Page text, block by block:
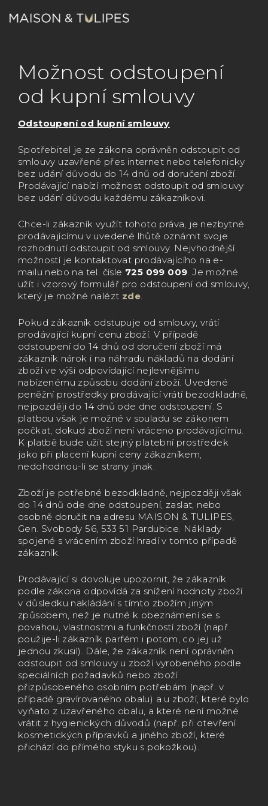
na
košík
Možnost odstoupení
od kupní smlouvy
Odstoupení od kupní smlouvy
Spotřebitel je ze zákona oprávněn odstoupit od
smlouvy uzavřené přes internet nebo telefonicky
bez udání důvodu do 14 dnů od doručení zboží.
Prodávající nabízí možnost odstoupit od smlouvy
bez udání důvodu každému zákazníkovi.
Chce-li zákazník využít tohoto práva, je nezbytné
prodávajícímu v uvedené lhůtě oznámit svoje
rozhodnutí odstoupit od smlouvy. Nejvhodnější
možností je kontaktovat prodávajícího na e-
mailu nebo na tel. čísle 725 099 009. Je možné
užít i vzorový formulář pro odstoupení od smlouvy,
který je možné nalézt zde.
Pokud zákazník odstupuje od smlouvy, vrátí
prodávající kupní cenu zboží. V případě
odstoupení do 14 dnů od doručení zboží má
zákazník nárok i na náhradu nákladů na dodání
zboží ve výši odpovídající nejlevnějšímu
nabízenému způsobu dodání zboží. Uvedené
peněžní prostředky prodávající vrátí bezodkladně,
nejpozději do 14 dnů ode dne odstoupení. S
platbou však je možné v souladu se zákonem
počkat, dokud zboží není vráceno prodávajícímu.
K platbě bude užit stejný platební prostředek
jako při placení kupní ceny zákazníkem,
nedohodnou-li se strany jinak.
Zboží je potřebné bezodkladně, nejpozději však
do 14 dnů ode dne odstoupení, zaslat, nebo
osobně doručit na adresu MAISON & TULIPES,
Gen. Svobody 56, 533 51 Pardubice. Náklady
spojené s vrácením zboží hradí v tomto případě
zákazník.
Prodávající si dovoluje upozornit, že zákazník
podle zákona odpovídá za snížení hodnoty zboží
v důsledku nakládání s tímto zbožím jiným
způsobem, než je nutné k obeznámení se s
povahou, vlastnostmi a funkčností zboží (např.
použije-li zákazník parfém i potom, co jej už
jednou zkusil). Dále, že zákazník není oprávněn
odstoupit od smlouvy u zboží vyrobeného podle
speciálních požadavků nebo zboží
přizpůsobeného osobním potřebám (např. v
případě gravírovaného obalu) a u zboží, které bylo
vyňato z uzavřeného obalu, a které není možné
vrátit z hygienických důvodů (např. při otevření
kosmetických přípravků a jiného zboží, které
přichází do přímého styku s pokožkou).